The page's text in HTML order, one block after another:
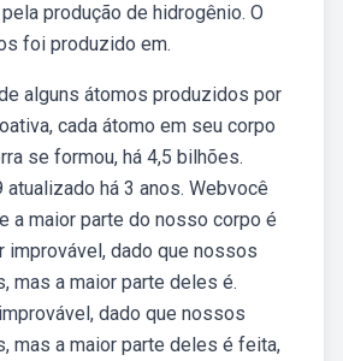
produção de hidrogênio. O
foi produzido em.
alguns átomos produzidos por
cada átomo em seu corpo
se formou, há 4,5 bilhões.
há 3 anos. Webvocê
a maior parte do nosso corpo é
improvável, dado que nossos
mas a maior parte deles é.
dado que nossos
mas a maior parte deles é feita,